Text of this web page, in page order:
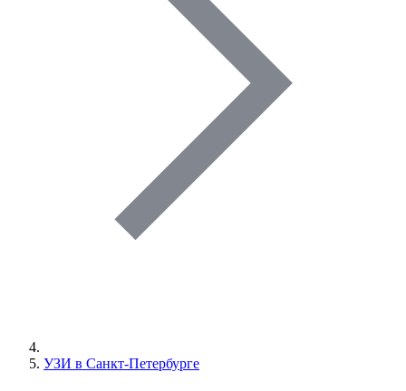
УЗИ в Санкт-Петербурге